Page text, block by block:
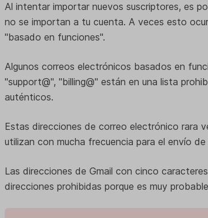
Al intentar importar nuevos suscriptores, es
no se importan a tu cuenta. A veces esto
"basado en funciones".
Algunos correos electrónicos basados en
"support@", "billing@" están en una lista
auténticos.
Estas direcciones de correo electrónico rara
utilizan con mucha frecuencia para el envío
Las direcciones de Gmail con cinco
direcciones prohibidas porque es muy